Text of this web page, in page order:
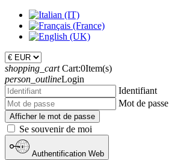
shopping_cart Cart:0Item(s)
person_outlineLogin
Identifiant
Mot de passe
Afficher le mot de passe
Se souvenir de moi
Authentification Web